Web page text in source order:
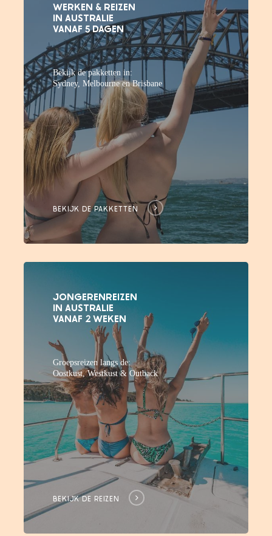
WERKEN & REIZEN
IN AUSTRALIE
VANAF 5 DAGEN
Bekijk de pakketten in:
Sydney, Melbourne en Brisbane
BEKIJK DE PAKKETTEN
JONGERENREIZEN
IN AUSTRALIE
VANAF 2 WEKEN
Groepsreizen langs de:
Oostkust, Westkust & Outback
BEKIJK DE REIZEN